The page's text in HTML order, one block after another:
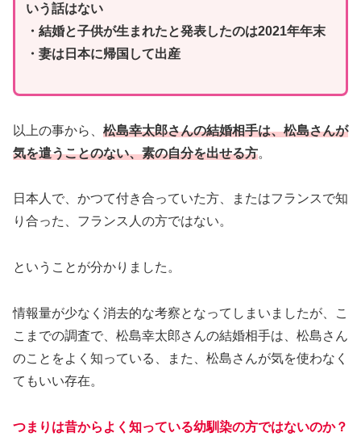
いう話はない
・結婚と子供が生まれたと発表したのは2021年年末
・妻は日本に帰国して出産
以上の事から、 松島幸太郎さんの結婚相手は、松島さんが
気を遣うことのない、素の自分を出せる方。
日本人で、かつて付き合っていた方、またはフランスで知
り合った、フランス人の方ではない。
ということが分かりました。
情報量が少なく消去的な考察となってしまいましたが、こ
こまでの調査で、松島幸太郎さんの結婚相手は、松島さん
のことをよく知っている、また、松島さんが気を使わなく
てもいい存在。
つまりは昔からよく知っている幼馴染の方ではないのか？